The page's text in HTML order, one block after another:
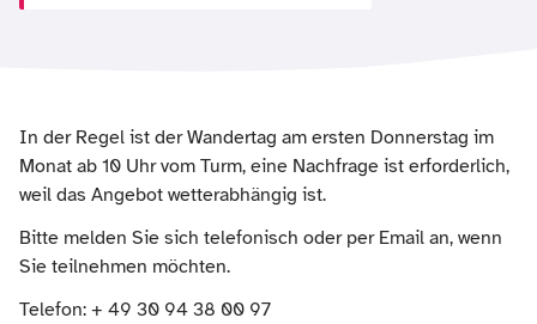
In der Regel ist der Wandertag am ersten Donnerstag im
Monat ab 10 Uhr vom Turm, eine Nachfrage ist erforderlich,
weil das Angebot wetterabhängig ist.
Bitte melden Sie sich telefonisch oder per Email an, wenn
Sie teilnehmen möchten.
Telefon: + 49 30 94 38 00 97